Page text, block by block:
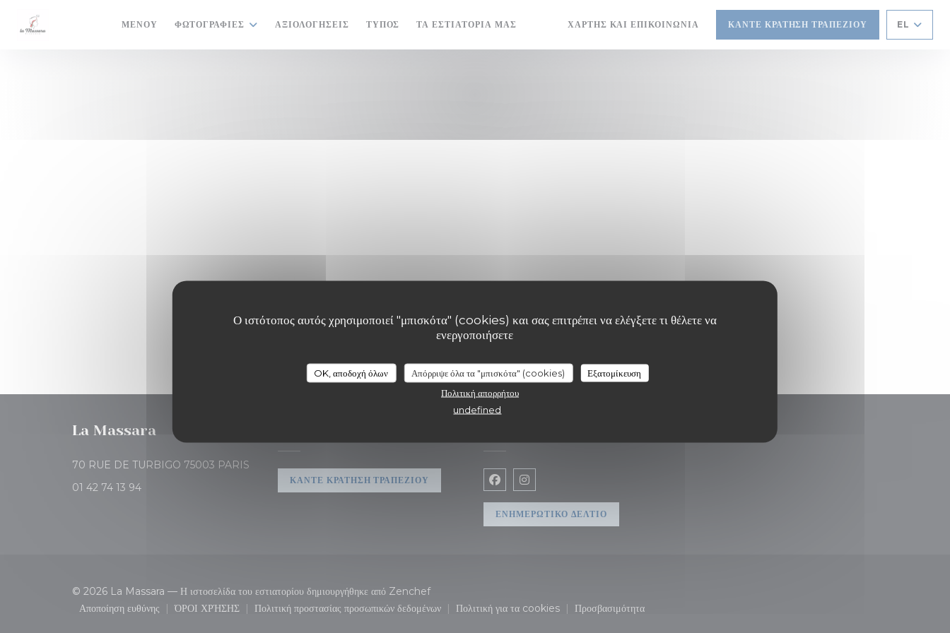
Ο ιστότοπος αυτός χρησιμοποιεί "μπισκότα" (cookies) και σας επιτρέπει να ελέγξετε τι θέλετε να
ενεργοποιήσετε
OK, αποδοχή όλων Απόρριψε όλα τα "μπισκότα" (cookies)
Εξατομίκευση
Πολιτική απορρήτου
undefined
ΜΕΝΟΎ ΦΩΤΟΓΡΑΦΊΕΣ ΑΞΙΟΛΟΓΉΣΕΙΣ ΤΎΠΟΣ ΤΑ ΕΣΤΙΑΤΌΡΙΆ ΜΑΣ ΧΆΡΤΗΣ ΚΑΙ ΕΠΙΚΟΙΝΩΝΊΑ ΚΆΝΤΕ ΚΡΆΤΗΣΗ ΤΡΑΠΕΖΙΟΎ EL
La Massara
70 RUE DE TURBIGO 75003 PARIS
01 42 74 13 94
ΚΆΝΤΕ ΚΡΆΤΗΣΗ ΤΡΑΠΕΖΙΟΎ Facebook ((ανοίγει σε νέο παράθυρο))
Instagram ((ανοίγει σε νέο παράθυρο))
ΕΝΗΜΕΡΩΤΙΚΌ ΔΕΛΤΊΟ
© 2026 La Massara — Η ιστοσελίδα του εστιατορίου δημιουργήθηκε από Zenchef((ανοίγει σε νέο παράθυρο))
Αποποίηση ευθύνης
((ανοίγει σε νέο παράθυρο))
ΌΡΟΙ ΧΡΉΣΗΣ
((ανοίγει σε νέο παράθυρο))
Πολιτική προστασίας προσωπικών δεδομένων
((ανοίγει σε νέο παράθυρο))
Πολιτική για τα cookies
((ανοίγει σε νέο παράθυρο))
Προσβασιμότητα
((ανοίγει σε νέο παράθυρο))